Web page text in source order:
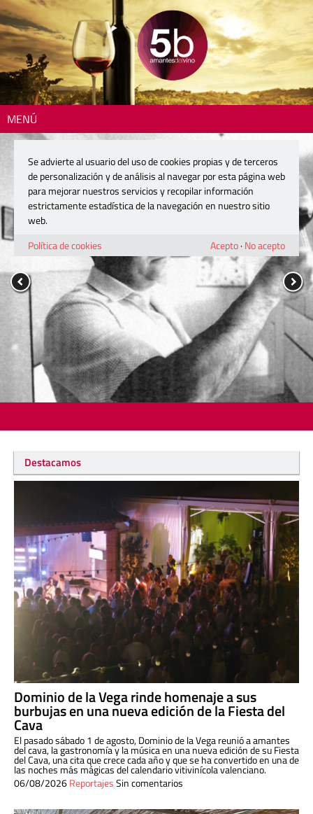
MENÚ
Destacamos
Dominio de la Vega rinde homenaje a sus
burbujas en una nueva edición de la Fiesta del
Cava
El pasado sábado 1 de agosto, Dominio de la Vega reunió a amantes
del cava, la gastronomía y la música en una nueva edición de su Fiesta
del Cava, una cita que crece cada año y que se ha convertido en una de
las noches más mágicas del calendario vitivinícola valenciano.
06/08/2026ReportajesSin comentarios
Se advierte al usuario del uso de cookies propias y de terceros
de personalización y de análisis al navegar por esta página web
para mejorar nuestros servicios y recopilar información
estrictamente estadística de la navegación en nuestro sitio
web.
Política de cookies
Acepto· No acepto